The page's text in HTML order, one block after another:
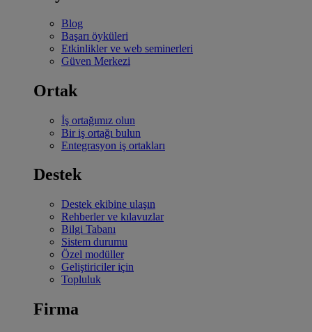
Blog
Başarı öyküleri
Etkinlikler ve web seminerleri
Güven Merkezi
Ortak
İş ortağımız olun
Bir iş ortağı bulun
Entegrasyon iş ortakları
Destek
Destek ekibine ulaşın
Rehberler ve kılavuzlar
Bilgi Tabanı
Sistem durumu
Özel modüller
Geliştiriciler için
Topluluk
Firma